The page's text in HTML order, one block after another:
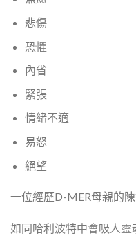
悲傷
恐懼
內省
緊張
情緒不適
易怒
絕望
一位經歷D-MER母親的
如同哈利波特中會吸人